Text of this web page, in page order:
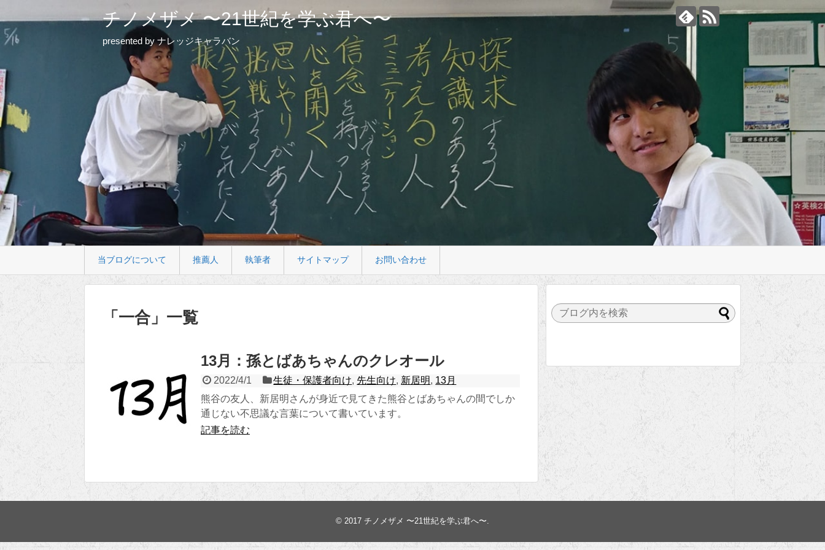
チノメザメ 〜21世紀を学ぶ君へ〜
presented by ナレッジキャラバン
当ブログについて 推薦人 執筆者 サイトマップ お問い合わせ
「 一合」 一覧
13月：孫とばあちゃんのクレオール
2022/4/1 生徒・保護者向け, 先生向け, 新居明, 13月
熊谷の友人、新居明さんが身近で見てきた熊谷とばあちゃんの間でしか
通じない不思議な言葉について書いています。
記事を読む
© 2017 チノメザメ 〜21世紀を学ぶ君へ〜